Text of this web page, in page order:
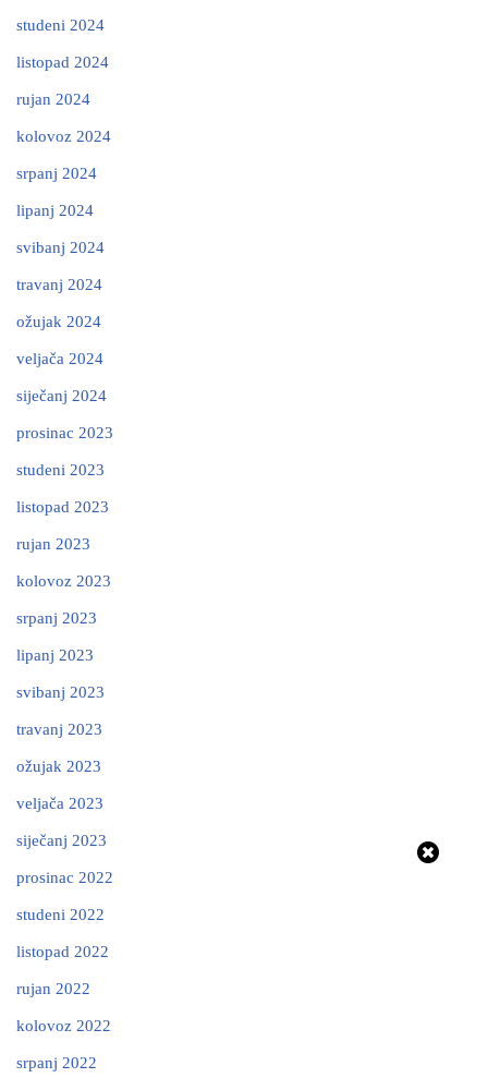
studeni 2024
listopad 2024
rujan 2024
kolovoz 2024
srpanj 2024
lipanj 2024
svibanj 2024
travanj 2024
ožujak 2024
veljača 2024
siječanj 2024
prosinac 2023
studeni 2023
listopad 2023
rujan 2023
kolovoz 2023
srpanj 2023
lipanj 2023
svibanj 2023
travanj 2023
ožujak 2023
veljača 2023
siječanj 2023
prosinac 2022
studeni 2022
listopad 2022
rujan 2022
kolovoz 2022
srpanj 2022